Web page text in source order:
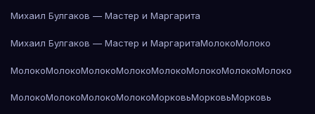
Михаил Булгаков — Мастер и Маргарита
Михаил Булгаков — Мастер и МаргаритаМолокоМолоко
МолокоМолокоМолокоМолокоМолокоМолокоМолокоМолоко
МолокоМолокоМолокоМолокоМорковьМорковьМорковь